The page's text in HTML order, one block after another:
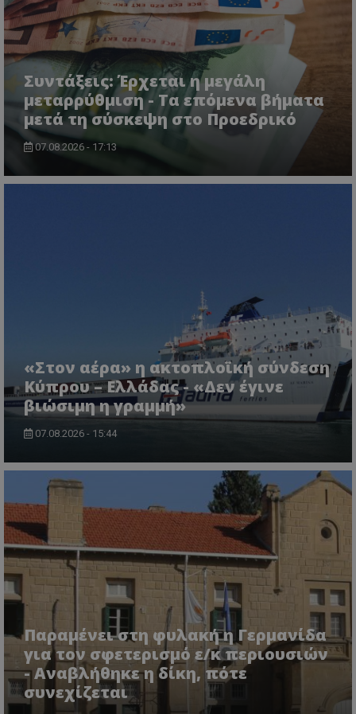
Συντάξεις: Έρχεται η μεγάλη
μεταρρύθμιση - Τα επόμενα βήματα
μετά τη σύσκεψη στο Προεδρικό
07.08.2026 - 17:13
«Στον αέρα» η ακτοπλοϊκή σύνδεση
Κύπρου – Ελλάδας - «Δεν έγινε
βιώσιμη η γραμμή»
07.08.2026 - 15:44
Παραμένει στη φυλακή η Γερμανίδα
για τον σφετερισμό ε/κ περιουσιών
- Αναβλήθηκε η δίκη, πότε
συνεχίζεται